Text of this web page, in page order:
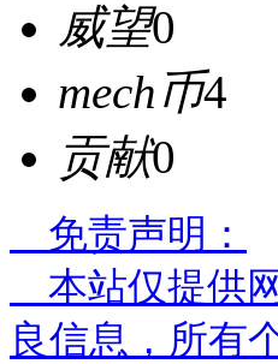
威望0
mech币4
贡献0
免责声明：
本站仅提供
良信息，所有